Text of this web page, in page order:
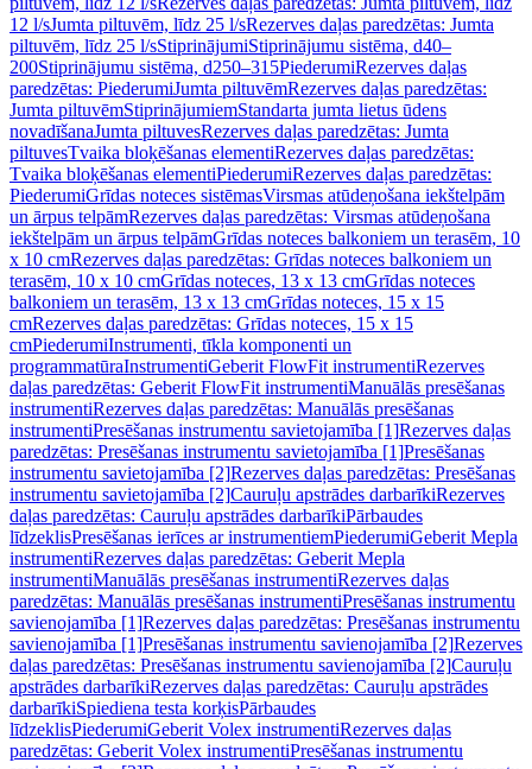
12 l/sJumta piltuvēm, līdz 25 l/sRezerves daļas paredzētas: Jumta
piltuvēm, līdz 25 l/sStiprinājumiStiprinājumu sistēma, d40–
200Stiprinājumu sistēma, d250–315PiederumiRezerves daļas
paredzētas: PiederumiJumta piltuvēmRezerves daļas paredzētas:
Jumta piltuvēmStiprinājumiemStandarta jumta lietus ūdens
novadīšanaJumta piltuvesRezerves daļas paredzētas: Jumta
piltuvesTvaika bloķēšanas elementiRezerves daļas paredzētas:
Tvaika bloķēšanas elementiPiederumiRezerves daļas paredzētas:
PiederumiGrīdas noteces sistēmasVirsmas atūdeņošana iekštelpām
un ārpus telpāmRezerves daļas paredzētas: Virsmas atūdeņošana
iekštelpām un ārpus telpāmGrīdas noteces balkoniem un terasēm, 10
x 10 cmRezerves daļas paredzētas: Grīdas noteces balkoniem un
terasēm, 10 x 10 cmGrīdas noteces, 13 x 13 cmGrīdas noteces
balkoniem un terasēm, 13 x 13 cmGrīdas noteces, 15 x 15
cmRezerves daļas paredzētas: Grīdas noteces, 15 x 15
cmPiederumiInstrumenti, tīkla komponenti un
programmatūraInstrumentiGeberit FlowFit instrumentiRezerves
daļas paredzētas: Geberit FlowFit instrumentiManuālās presēšanas
instrumentiRezerves daļas paredzētas: Manuālās presēšanas
instrumentiPresēšanas instrumentu savietojamība [1]Rezerves daļas
paredzētas: Presēšanas instrumentu savietojamība [1]Presēšanas
instrumentu savietojamība [2]Rezerves daļas paredzētas: Presēšanas
instrumentu savietojamība [2]Cauruļu apstrādes darbarīkiRezerves
daļas paredzētas: Cauruļu apstrādes darbarīkiPārbaudes
līdzeklisPresēšanas ierīces ar instrumentiemPiederumiGeberit Mepla
instrumentiRezerves daļas paredzētas: Geberit Mepla
instrumentiManuālās presēšanas instrumentiRezerves daļas
paredzētas: Manuālās presēšanas instrumentiPresēšanas instrumentu
savienojamība [1]Rezerves daļas paredzētas: Presēšanas instrumentu
savienojamība [1]Presēšanas instrumentu savienojamība [2]Rezerves
daļas paredzētas: Presēšanas instrumentu savienojamība [2]Cauruļu
apstrādes darbarīkiRezerves daļas paredzētas: Cauruļu apstrādes
darbarīkiSpiediena testa korķisPārbaudes
līdzeklisPiederumiGeberit Volex instrumentiRezerves daļas
paredzētas: Geberit Volex instrumentiPresēšanas instrumentu